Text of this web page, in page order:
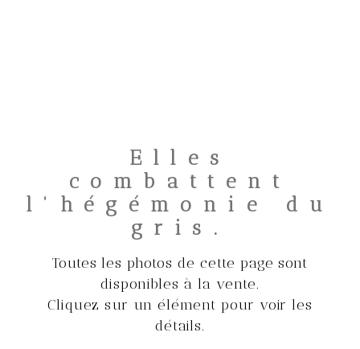
Elles
combattent
l'hégémonie du
gris.
Toutes les photos de cette page sont
disponibles à la vente.
Cliquez sur un élément pour voir les
détails.